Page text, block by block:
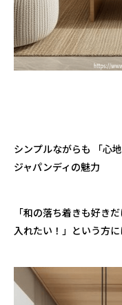
シンプルながらも 「心
ジャパンディの魅力
「和の落ち着きも好き
入れたい！」という方